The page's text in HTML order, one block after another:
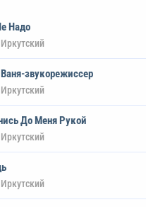
Надо
звукорежиссер
До Меня Рукой